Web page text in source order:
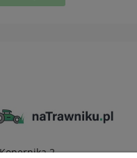
2